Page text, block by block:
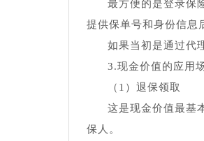
最方便的是登录保
提供保单号和身份信息
如果当初是通过代
3.现金价值的应用
（1）退保领取
这是现金价值最基
保人。